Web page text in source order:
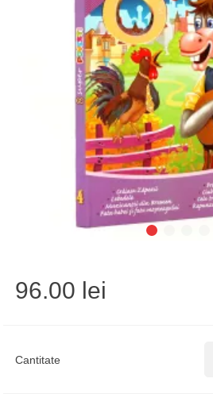
Cantitate
96.00 lei